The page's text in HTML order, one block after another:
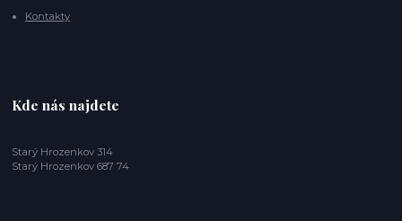
Kontakty
Kde nás najdete
Starý Hrozenkov 314
Starý Hrozenkov 687 74